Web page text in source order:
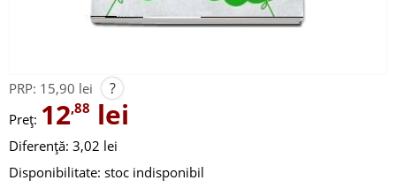
PRP: 15,90 lei ?
Preț: 12,88 lei
Diferență: 3,02 lei
Disponibilitate: stoc indisponibil